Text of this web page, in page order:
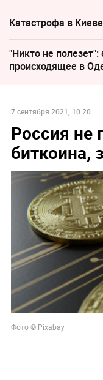
Катастрофа в
"Никто не
происходящее в
7 сентября 2021, 10:20
Россия не
биткоина,
Фото © Pixabay